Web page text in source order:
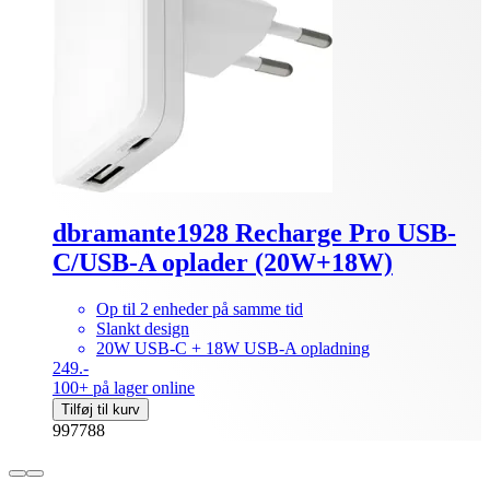
dbramante1928 Recharge Pro USB-
C/USB-A oplader (20W+18W)
Op til 2 enheder på samme tid
Slankt design
20W USB-C + 18W USB-A opladning
249.-
100+ på lager online
Tilføj til kurv
997788